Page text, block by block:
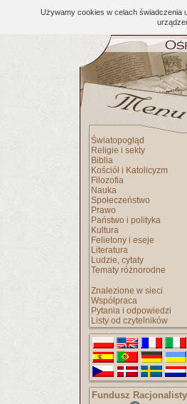
Używamy cookies w celach świadczenia
Światopogląd
Religie i sekty
Biblia
Kościół i Katolicyzm
Filozofia
Nauka
Społeczeństwo
Prawo
Państwo i polityka
Kultura
Felietony i eseje
Literatura
Ludzie, cytaty
Tematy różnorodne
Znalezione w sieci
Współpraca
Pytania i odpowiedzi
Listy od czytelników
Fundusz Racjonalisty